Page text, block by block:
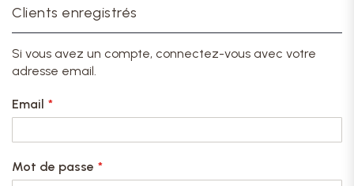
Clients enregistrés
Si vous avez un compte, connectez-vous avec votre
adresse email.
Email
Mot de passe